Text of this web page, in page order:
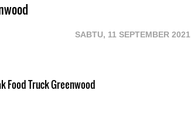
SABTU, 11 SEPTEMBER 2021
Food Truck Greenwood